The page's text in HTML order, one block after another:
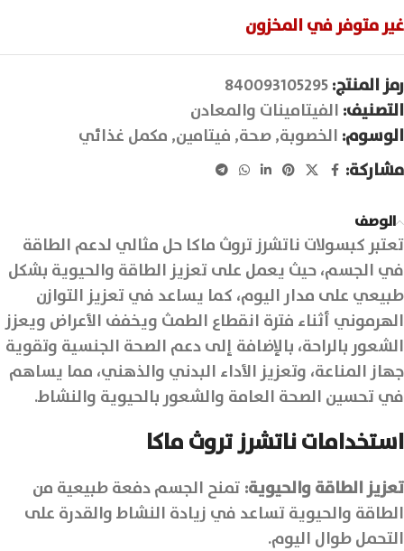
غير متوفر في المخزون
رمز المنتج:840093105295
التصنيف: الفيتامينات والمعادن
الوسوم: الخصوبة,صحة, فيتامين, مكمل غذائي
مشاركة:
الوصف
تعتبر كبسولات ناتشرز تروث ماكا حل مثالي لدعم الطاقة
في الجسم، حيث يعمل على تعزيز الطاقة والحيوية بشكل
طبيعي على مدار اليوم، كما يساعد في تعزيز التوازن
الهرموني أثناء فترة انقطاع الطمث ويخفف الأعراض ويعزز
الشعور بالراحة، بالإضافة إلى دعم الصحة الجنسية وتقوية
جهاز المناعة، وتعزيز الأداء البدني والذهني، مما يساهم
في تحسين الصحة العامة والشعور بالحيوية والنشاط.
استخدامات ناتشرز تروث ماكا
تعزيز الطاقة والحيوية: تمنح الجسم دفعة طبيعية من
الطاقة والحيوية تساعد في زيادة النشاط والقدرة على
التحمل طوال اليوم.